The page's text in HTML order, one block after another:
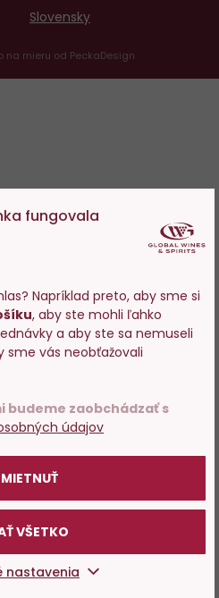
fungovala
Napríklad preto, aby sme si
, aby ste mohli ľahko
a aby ste sa nemuseli
sme vás neobťažovali
budeme zaobchádzať s
údajov
VŠETKO
nastavenia
Slovensky
na mieru od PeckaDesign
na stránky s
Prosím
Vám už bolo 18